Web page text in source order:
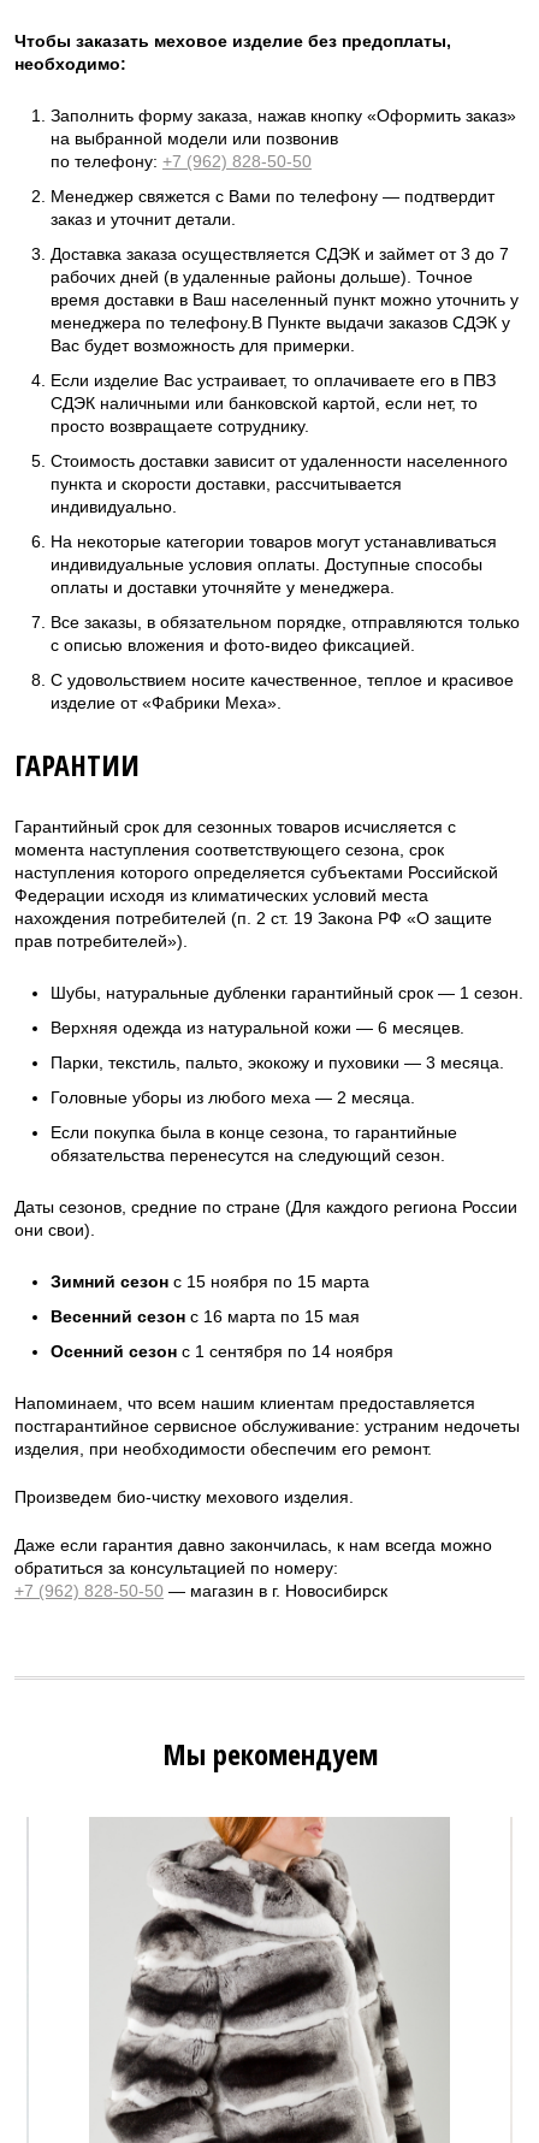
Чтобы заказать меховое изделие без предоплаты,
необходимо:
Заполнить форму заказа, нажав кнопку «Оформить заказ»
на выбранной модели или позвонив
по телефону: +7 (962) 828-50-50
Менеджер свяжется с Вами по телефону — подтвердит
заказ и уточнит детали.
Доставка заказа осуществляется СДЭК и займет от 3 до 7
рабочих дней (в удаленные районы дольше). Точное
время доставки в Ваш населенный пункт можно уточнить у
менеджера по телефону.В Пункте выдачи заказов СДЭК у
Вас будет возможность для примерки.
Если изделие Вас устраивает, то оплачиваете его в ПВЗ
СДЭК наличными или банковской картой, если нет, то
просто возвращаете сотруднику.
Стоимость доставки зависит от удаленности населенного
пункта и скорости доставки, рассчитывается
индивидуально.
На некоторые категории товаров могут устанавливаться
индивидуальные условия оплаты. Доступные способы
оплаты и доставки уточняйте у менеджера.
Все заказы, в обязательном порядке, отправляются только
с описью вложения и фото-видео фиксацией.
С удовольствием носите качественное, теплое и красивое
изделие от «Фабрики Меха».
ГАРАНТИИ
Гарантийный срок для сезонных товаров исчисляется с
момента наступления соответствующего сезона, срок
наступления которого определяется субъектами Российской
Федерации исходя из климатических условий места
нахождения потребителей (п. 2 ст. 19 Закона РФ «О защите
прав потребителей»).
Шубы, натуральные дубленки гарантийный срок — 1 сезон.
Верхняя одежда из натуральной кожи — 6 месяцев.
Парки, текстиль, пальто, экокожу и пуховики — 3 месяца.
Головные уборы из любого меха — 2 месяца.
Если покупка была в конце сезона, то гарантийные
обязательства перенесутся на следующий сезон.
Даты сезонов, средние по стране (Для каждого региона России
они свои).
Зимний сезон с 15 ноября по 15 марта
Весенний сезон с 16 марта по 15 мая
Осенний сезон с 1 сентября по 14 ноября
Напоминаем, что всем нашим клиентам предоставляется
постгарантийное сервисное обслуживание: устраним недочеты
изделия, при необходимости обеспечим его ремонт.
Произведем био-чистку мехового изделия.
Даже если гарантия давно закончилась, к нам всегда можно
обратиться за консультацией по номеру:
+7 (962) 828-50-50 — магазин в г. Новосибирск
Мы рекомендуем